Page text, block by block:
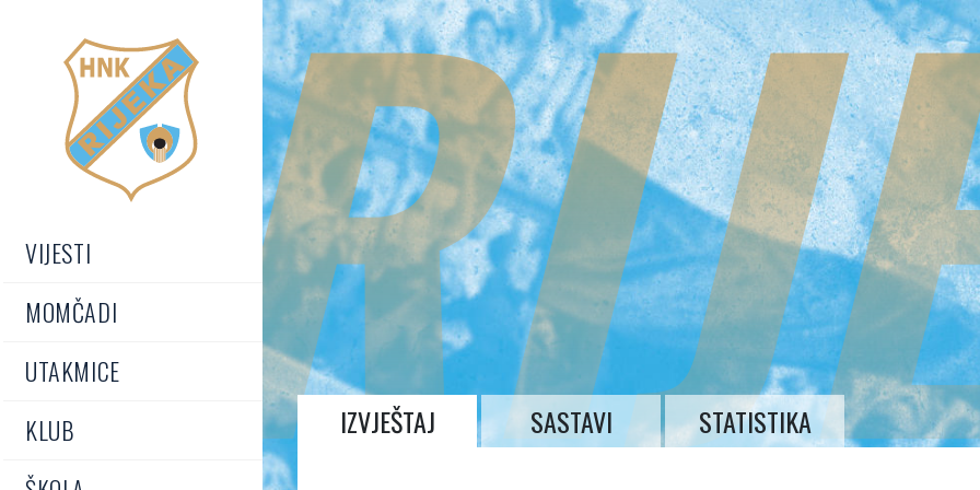
VIJESTI
MOMČADI
UTAKMICE
KLUB
IZVJEŠTAJ SASTAVI STATISTIKA